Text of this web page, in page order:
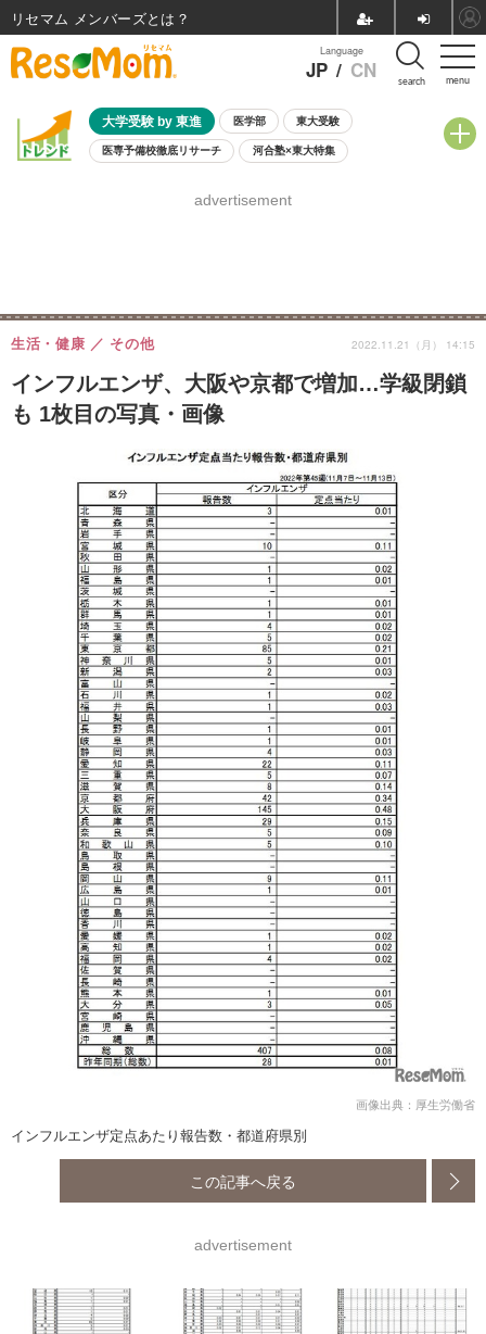
menu
Language
JP / CN search
大学受験 by 東進 医学部 東大受験
医専予備校徹底リサーチ 河合塾×東大特集
8月開催学校説明会・相談会
advertisement
インフルエンザ、大阪や京都で増加…学級閉鎖
も 1枚目の写真・画像
生活・健康 その他 2022.11.21（月） 14:15
画像出典：厚生労働省
インフルエンザ定点あたり報告数・都道府県別
この記事へ戻る
advertisement
リセマム メンバーズ